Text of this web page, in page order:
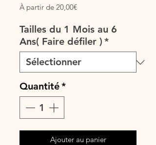
À partir de 20,00€Prix
Tailles du 1 Mois au 6
Ans( Faire défiler ) *
Quantité*
Ajouter au panier